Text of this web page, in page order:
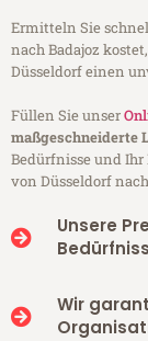
Ermitteln Sie
nach Badajoz
Düsseldorf einen
Füllen Sie unser
maßgeschneiderte
Bedürfnisse und Ihr
von Düsseldorf
Unsere
Wir